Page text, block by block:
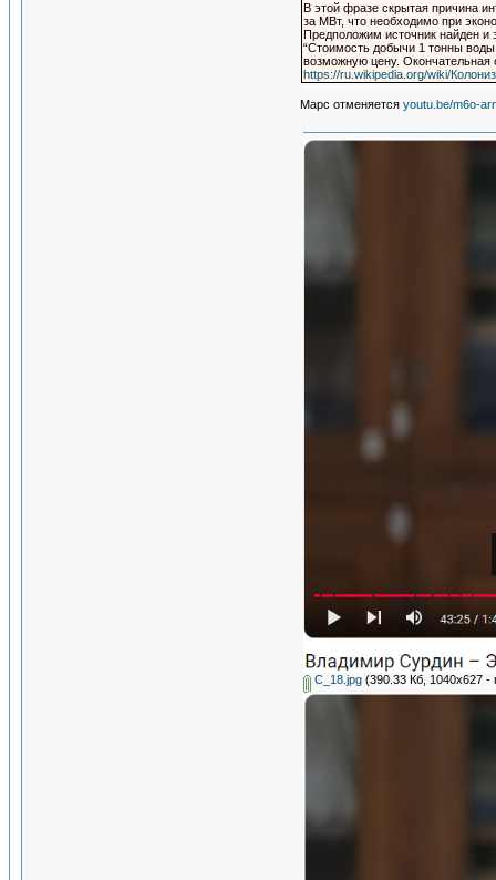
В этой фразе скрытая причина
за МВт, что необходимо при
Предположим источник найден
“Стоимость добычи 1 тонны
возможную цену. Окончательная
https://ru.wikipedia.org/wiki/
Марс отменяется youtu.be/m6o-
С_18.jpg (390.33 Кб, 1040x627 -